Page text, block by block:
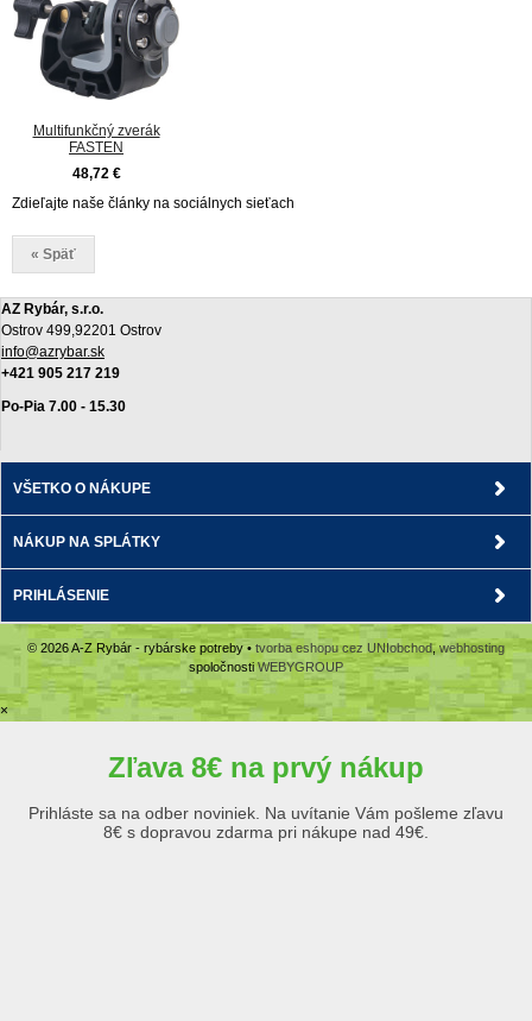
Multifunkčný zverák
FASTEN
48,72 €
Zdieľajte naše články na sociálnych sieťach
« Späť
AZ Rybár, s.r.o.
Ostrov 499,92201 Ostrov
info@azrybar.sk
+421 905 217 219
Po-Pia 7.00 - 15.30
VŠETKO O NÁKUPE
NÁKUP NA SPLÁTKY
PRIHLÁSENIE
© 2026 A-Z Rybár - rybárske potreby • tvorba eshopu cez UNIobchod, webhosting
spoločnostiWEBYGROUP
×
Zľava 8€ na prvý nákup
Prihláste sa na odber noviniek. Na uvítanie Vám pošleme zľavu
8€ s dopravou zdarma pri nákupe nad 49€.